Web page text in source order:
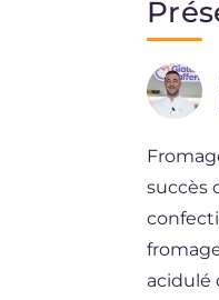
succès
acidulé